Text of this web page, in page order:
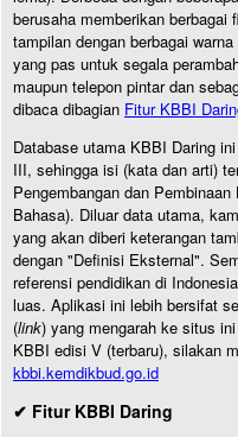
berusaha memberikan
tampilan dengan berbagai
yang pas untuk segala
maupun telepon pintar dan
dibaca dibagian Fitur KBBI
Database utama KBBI Daring
III, sehingga isi (kata dan arti)
Pengembangan dan Pembinaan
Bahasa). Diluar data utama,
yang akan diberi keterangan
dengan "Definisi Eksternal".
referensi pendidikan di
luas. Aplikasi ini lebih bersifat
(link) yang mengarah ke situs
KBBI edisi V (terbaru), silakan
kbbi.kemdikbud.go.id
✔ Fitur KBBI Daring